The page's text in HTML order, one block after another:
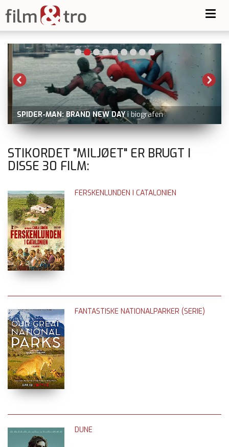
SPIDER-MAN: BRAND NEW DAY i biografen
STIKORDET "MILJØET" ER BRUGT I
DISSE 30 FILM:
FERSKENLUNDEN I CATALONIEN
FANTASTISKE NATIONALPARKER (SERIE)
DUNE